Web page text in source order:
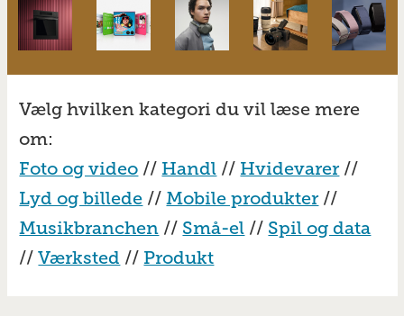
Vælg hvilken kategori du vil læse mere
om:
Foto og video // Handl // Hvidevarer //
Lyd og billede //Mobile produkter //
Musikbranchen // Små-el // Spil og data
//Værksted // Produkt